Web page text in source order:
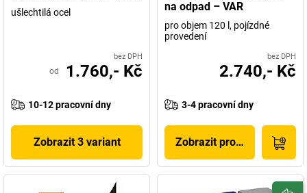
ušlechtilá ocel
bez DPH
od 1.760,- Kč
10-12 pracovní dny
Zobrazit 3 variant
na odpad – VAR
pro objem 120 l, pojízdné
provedení
bez DPH
2.740,- Kč
3-4 pracovní dny
Zobrazit produkt